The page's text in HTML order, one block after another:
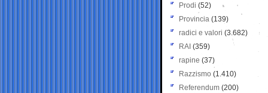
Prodi (52)
Provincia (139)
radici e valori (3.682)
RAI (359)
rapine (37)
Razzismo (1.410)
Referendum (200)